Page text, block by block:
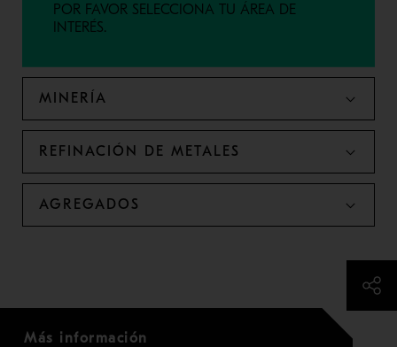
POR FAVOR SELECCIONA TU ÁREA DE
INTERÉS.
MINERÍA
REFINACIÓN DE METALES
AGREGADOS
Más información